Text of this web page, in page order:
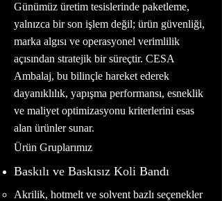
Günümüz üretim tesislerinde paketleme,
yalnızca bir son işlem değil; ürün güvenliği,
marka algısı ve operasyonel verimlilik
açısından stratejik bir süreçtir. CESA
Ambalaj, bu bilinçle hareket ederek
dayanıklılık, yapışma performansı, esneklik
ve maliyet optimizasyonu kriterlerini esas
alan ürünler sunar.
Ürün Gruplarımız
Baskılı ve Baskısız Koli Bandı
Akrilik, hotmelt ve solvent bazlı seçenekler